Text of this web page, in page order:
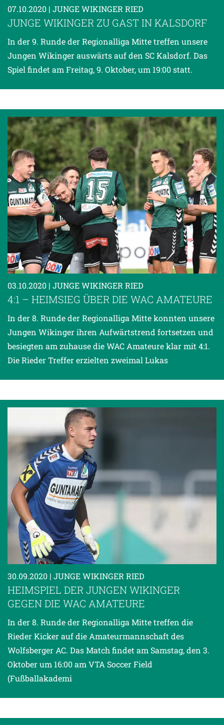
07.10.2020 | JUNGE WIKINGER RIED
JUNGE WIKINGER ZU GAST IN KALSDORF
In der 9. Runde der Regionalliga Mitte treffen unsere
Jungen Wikinger auswärts auf den SC Kalsdorf. Das
Spiel findet am Freitag, 9. Oktober, um 19:00 statt.
03.10.2020 | JUNGE WIKINGER RIED
4:1 – HEIMSIEG ÜBER DIE WAC AMATEURE
In der 8. Runde der Regionalliga Mitte konnten unsere
Jungen Wikinger ihren Aufwärtstrend fortsetzen und
besiegten am zuhause die WAC Amateure klar mit 4:1.
Die Rieder Treffer erzielten zweimal Lukas
30.09.2020 | JUNGE WIKINGER RIED
HEIMSPIEL DER JUNGEN WIKINGER
GEGEN DIE WAC AMATEURE
In der 8. Runde der Regionalliga Mitte treffen die
Rieder Kicker auf die Amateurmannschaft des
Wolfsberger AC. Das Match findet am Samstag, den 3.
Oktober um 16:00 am VTA Soccer Field
(Fußballakademi